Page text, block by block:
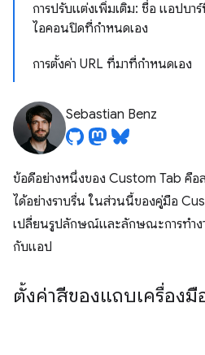
การปรับแต่งเพิ่มเติม: ชื่อ แอปบา
ไอคอนปิดที่กำหนดเอง
การตั้งค่า URL ที่มาที่กําหนดเอง
Sebastian Benz
ข้อดีอย่างหนึ่งของ Custom Tab คือ
ได้อย่างราบรื่น ในส่วนนี้ของคู่มือ
เปลี่ยนรูปลักษณ์และลักษณะการทําง
กับแอป
ตั้งค่าสีของแถบเครื่องมื